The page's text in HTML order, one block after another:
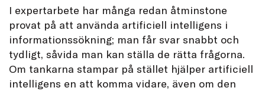
I expertarbete har många redan åtminstone
provat på att använda artificiell intelligens i
informationssökning; man får svar snabbt och
tydligt, såvida man kan ställa de rätta frågorna.
Om tankarna stampar på stället hjälper artificiell
intelligens en att komma vidare, även om den